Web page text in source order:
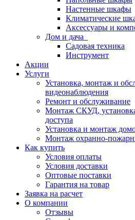
Настенные шкафы
Климатические
Аксессуары и
Дом и дача
Садовая техника
Инструмент
Акции
Услуги
Установка, монтаж и
видеонаблюдения
Ремонт и обслуживание
Монтаж СКУД,
доступа
Установка и монтаж
Монтаж охранно-
Как купить
Условия оплаты
Условия доставки
Оптовые поставки
Гарантия на товар
Заявка на расчет
О компании
Отзывы